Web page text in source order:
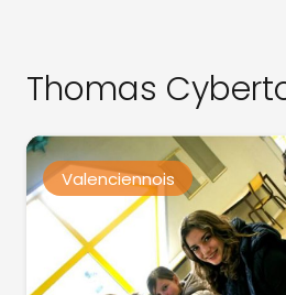
Thomas
Valenciennois